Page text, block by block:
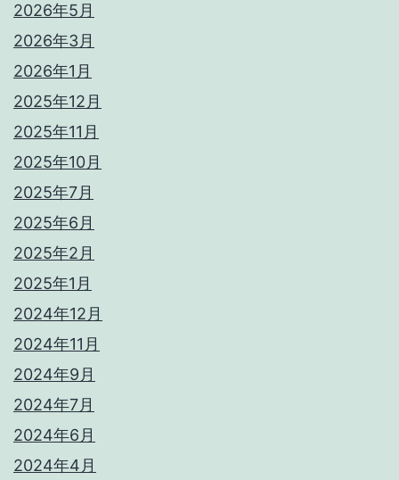
2026年5月
2026年3月
2026年1月
2025年12月
2025年11月
2025年10月
2025年7月
2025年6月
2025年2月
2025年1月
2024年12月
2024年11月
2024年9月
2024年7月
2024年6月
2024年4月